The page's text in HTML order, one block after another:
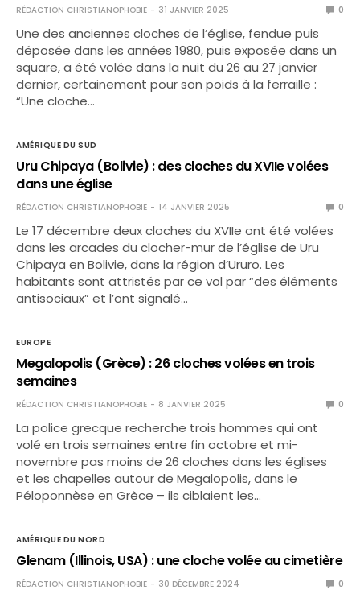
RÉDACTION CHRISTIANOPHOBIE 31 JANVIER 2025 0
Une des anciennes cloches de l’église, fendue puis
déposée dans les années 1980, puis exposée dans un
square, a été volée dans la nuit du 26 au 27 janvier
dernier, certainement pour son poids à la ferraille :
“Une cloche…
AMÉRIQUE DU SUD
Uru Chipaya (Bolivie) : des cloches du XVIIe volées
dans une église
RÉDACTION CHRISTIANOPHOBIE 14 JANVIER 2025 0
Le 17 décembre deux cloches du XVIIe ont été volées
dans les arcades du clocher-mur de l’église de Uru
Chipaya en Bolivie, dans la région d’Ururo. Les
habitants sont attristés par ce vol par “des éléments
antisociaux” et l’ont signalé…
EUROPE
Megalopolis (Grèce) : 26 cloches volées en trois
semaines
RÉDACTION CHRISTIANOPHOBIE 8 JANVIER 2025 0
La police grecque recherche trois hommes qui ont
volé en trois semaines entre fin octobre et mi-
novembre pas moins de 26 cloches dans les églises
et les chapelles autour de Megalopolis, dans le
Péloponnèse en Grèce – ils ciblaient les…
AMÉRIQUE DU NORD
Glenam (Illinois, USA) : une cloche volée au cimetière
RÉDACTION CHRISTIANOPHOBIE 30 DÉCEMBRE 2024 0